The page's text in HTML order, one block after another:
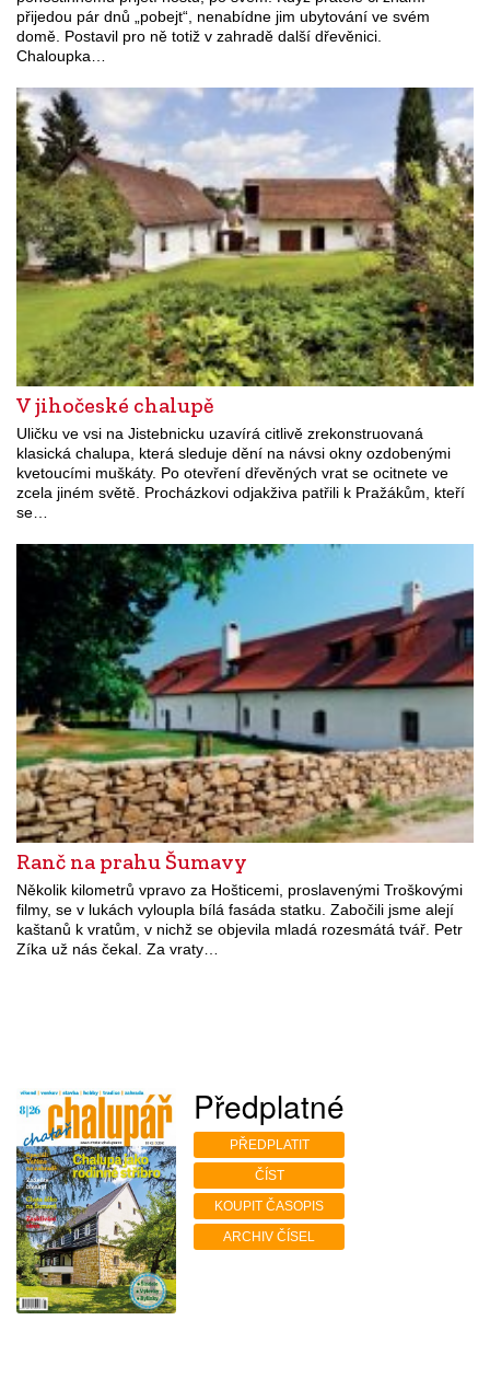
přijedou pár dnů „pobejt“, nenabídne jim ubytování ve svém
domě. Postavil pro ně totiž v zahradě další dřevěnici.
Chaloupka…
V jihočeské chalupě
Uličku ve vsi na Jistebnicku uzavírá citlivě zrekonstruovaná
klasická chalupa, která sleduje dění na návsi okny ozdobenými
kvetoucími muškáty. Po otevření dřevěných vrat se ocitnete ve
zcela jiném světě. Procházkovi odjakživa patřili k Pražákům, kteří
se…
Ranč na prahu Šumavy
Několik kilometrů vpravo za Hošticemi, proslavenými Troškovými
filmy, se v lukách vyloupla bílá fasáda statku. Zabočili jsme alejí
kaštanů k vratům, v nichž se objevila mladá rozesmátá tvář. Petr
Zíka už nás čekal. Za vraty…
Předplatné
PŘEDPLATIT
ČÍST
KOUPIT ČASOPIS
ARCHIV ČÍSEL